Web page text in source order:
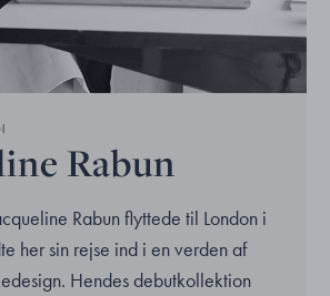
Rabun
Rabun flyttede til London i
her sin rejse ind i en verden af
Hendes debutkollektion